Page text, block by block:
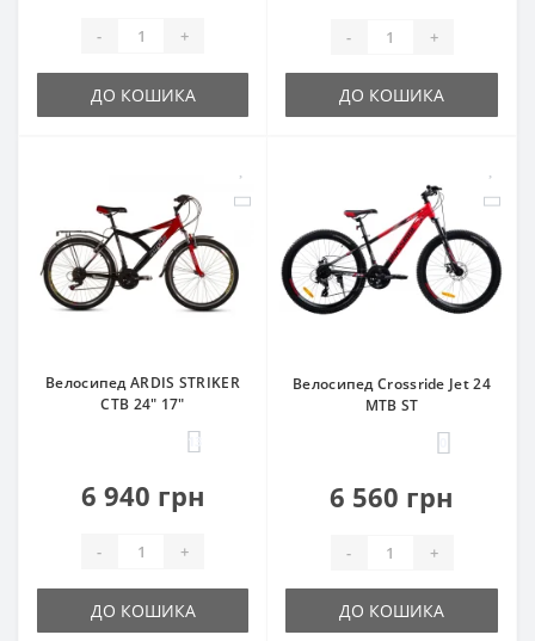
- +
ДО КОШИКА
- +
ДО КОШИКА
Велосипед ARDIS STRIKER
CTB 24" 17"
13
6 940 грн
- +
ДО КОШИКА
Велосипед Crossride Jet 24
MTB ST
6 560 грн
- +
ДО КОШИКА